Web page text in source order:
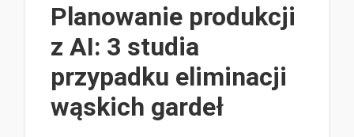
Planowanie produkcji
z AI: 3 studia
przypadku eliminacji
wąskich gardeł